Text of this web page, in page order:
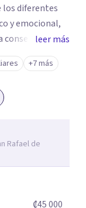
los diferentes
y emocional,
consecuente
han llevado
y
de
y la
leer más
+7 más
Rafael de
₡45 000